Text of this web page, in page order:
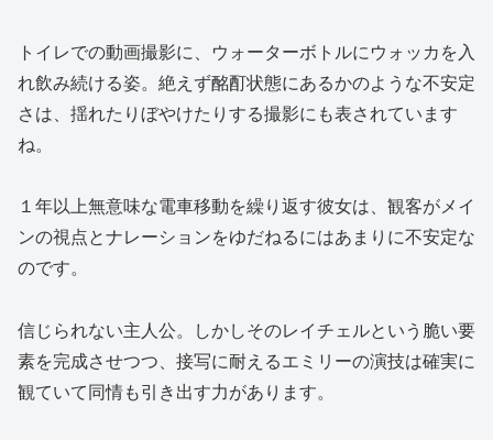
トイレでの動画撮影に、ウォーターボトルにウォッカを入
れ飲み続ける姿。絶えず酩酊状態にあるかのような不安定
さは、揺れたりぼやけたりする撮影にも表されています
ね。
１年以上無意味な電車移動を繰り返す彼女は、観客がメイ
ンの視点とナレーションをゆだねるにはあまりに不安定な
のです。
信じられない主人公。しかしそのレイチェルという脆い要
素を完成させつつ、接写に耐えるエミリーの演技は確実に
観ていて同情も引き出す力があります。